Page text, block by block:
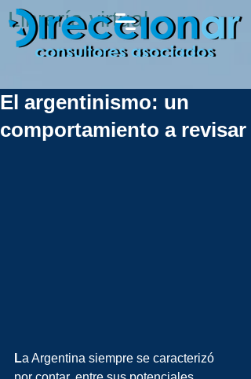
Librería virtual
El argentinismo: un
comportamiento a revisar
La Argentina siempre se caracterizó